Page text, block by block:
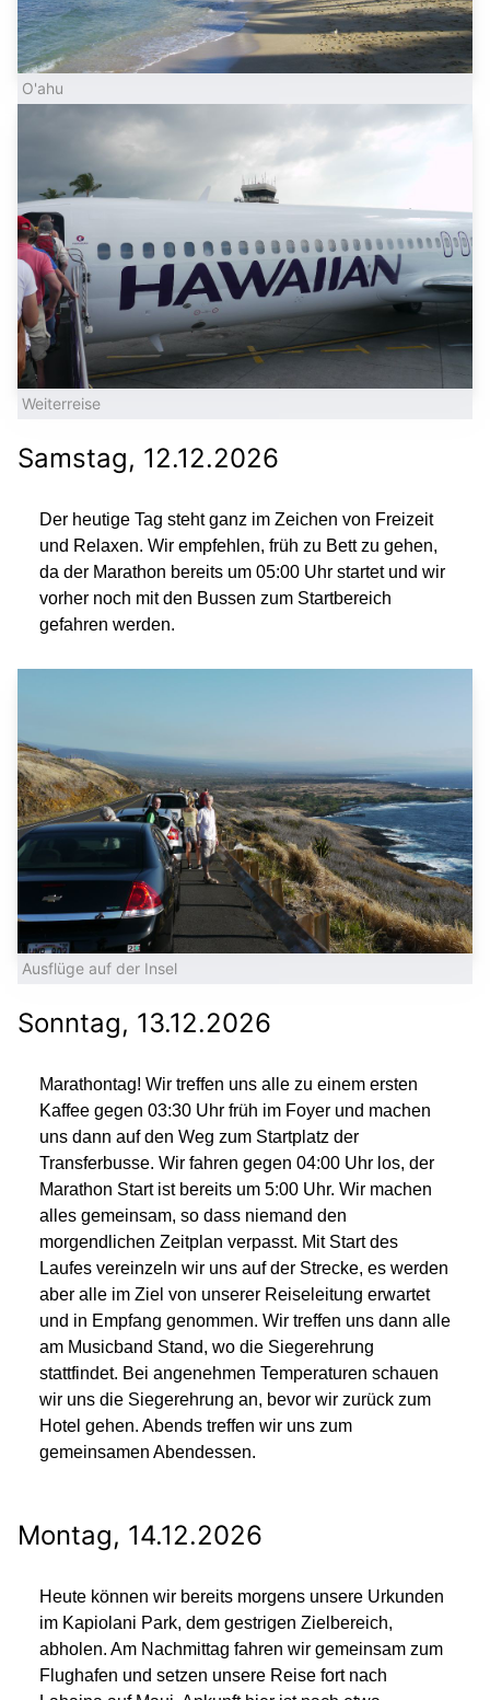
O'ahu
Weiterreise
Samstag, 12.12.2026
Der heutige Tag steht ganz im Zeichen von Freizeit
und Relaxen. Wir empfehlen, früh zu Bett zu gehen,
da der Marathon bereits um 05:00 Uhr startet und wir
vorher noch mit den Bussen zum Startbereich
gefahren werden.
Ausflüge auf der Insel
Sonntag, 13.12.2026
Marathontag! Wir treffen uns alle zu einem ersten
Kaffee gegen 03:30 Uhr früh im Foyer und machen
uns dann auf den Weg zum Startplatz der
Transferbusse. Wir fahren gegen 04:00 Uhr los, der
Marathon Start ist bereits um 5:00 Uhr. Wir machen
alles gemeinsam, so dass niemand den
morgendlichen Zeitplan verpasst. Mit Start des
Laufes vereinzeln wir uns auf der Strecke, es werden
aber alle im Ziel von unserer Reiseleitung erwartet
und in Empfang genommen. Wir treffen uns dann alle
am Musicband Stand, wo die Siegerehrung
stattfindet. Bei angenehmen Temperaturen schauen
wir uns die Siegerehrung an, bevor wir zurück zum
Hotel gehen. Abends treffen wir uns zum
gemeinsamen Abendessen.
Montag, 14.12.2026
Heute können wir bereits morgens unsere Urkunden
im Kapiolani Park, dem gestrigen Zielbereich,
abholen. Am Nachmittag fahren wir gemeinsam zum
Flughafen und setzen unsere Reise fort nach